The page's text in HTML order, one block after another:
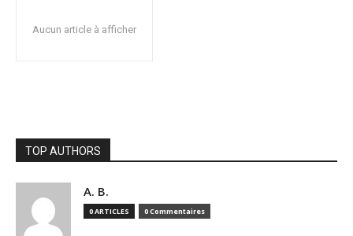
Aucun article à afficher
TOP AUTHORS
A. B.
0 ARTICLES 0 Commentaires